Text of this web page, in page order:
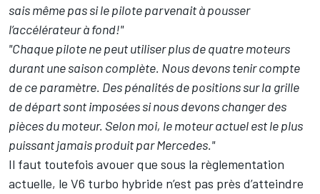
sais même pas si le pilote parvenait à pousser
l’accélérateur à fond!"
"Chaque pilote ne peut utiliser plus de quatre moteurs
durant une saison complète. Nous devons tenir compte
de ce paramètre. Des pénalités de positions sur la grille
de départ sont imposées si nous devons changer des
pièces du moteur. Selon moi, le moteur actuel est le plus
puissant jamais produit par Mercedes."
Il faut toutefois avouer que sous la règlementation
actuelle, le V6 turbo hybride n’est pas près d’atteindre